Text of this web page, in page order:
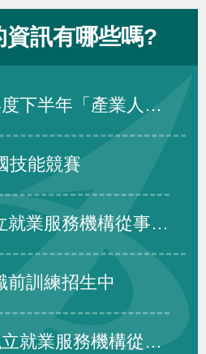
訊有哪些嗎?
產業人才投資方案」在職訓練課程
技能競賽
五點、第六點及第三點附表一至附表三，除第三點附表一至附表三自中華民國一百十六年一月一日生效外，自即日生效。
前訓練招生中
力仲介服務品質評鑑度須受評仲介機構名單及績優免評名單